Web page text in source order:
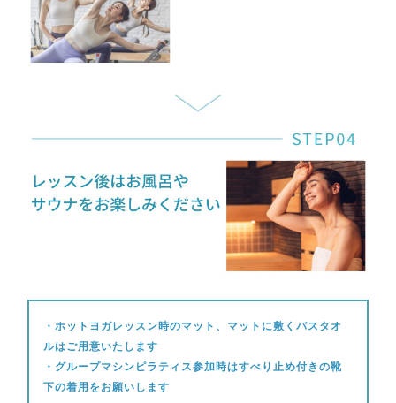
・ホットヨガレッスン時のマット、マットに敷くバスタオ
ルはご用意いたします
・グループマシンピラティス参加時はすべり止め付きの靴
下の着用をお願いします